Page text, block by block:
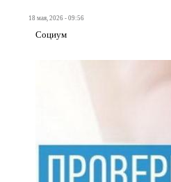
18 мая, 2026 - 09:56
Социум